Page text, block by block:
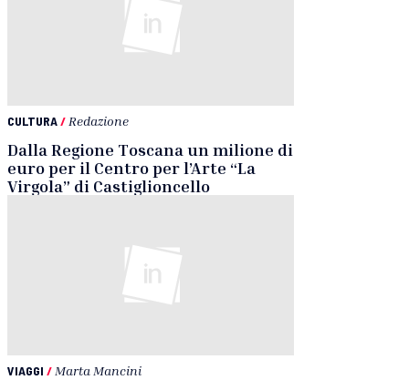
CULTURA/ Redazione
Dalla Regione Toscana un milione di
euro per il Centro per l’Arte “La
Virgola” di Castiglioncello
VIAGGI / Marta Mancini